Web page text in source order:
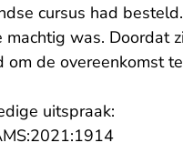
cursus had
machtig was. Doordat
de overeenkomst
uitspraak:
- U